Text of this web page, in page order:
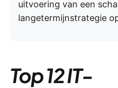
uitvoering van een
langetermijnstrategie
Top 12 IT-